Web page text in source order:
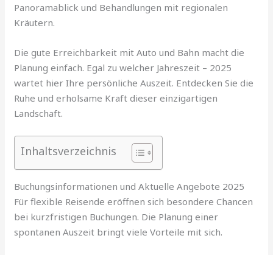
Panoramablick und Behandlungen mit regionalen
Kräutern.
Die gute Erreichbarkeit mit Auto und Bahn macht die
Planung einfach. Egal zu welcher Jahreszeit – 2025
wartet hier Ihre persönliche Auszeit. Entdecken Sie die
Ruhe und erholsame Kraft dieser einzigartigen
Landschaft.
Inhaltsverzeichnis
Buchungsinformationen und Aktuelle Angebote 2025
Für flexible Reisende eröffnen sich besondere Chancen
bei kurzfristigen Buchungen. Die Planung einer
spontanen Auszeit bringt viele Vorteile mit sich.